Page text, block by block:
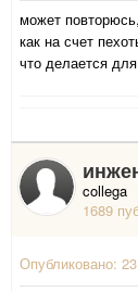
может
как на счет
что делается
collega
1689
Опубликовано: